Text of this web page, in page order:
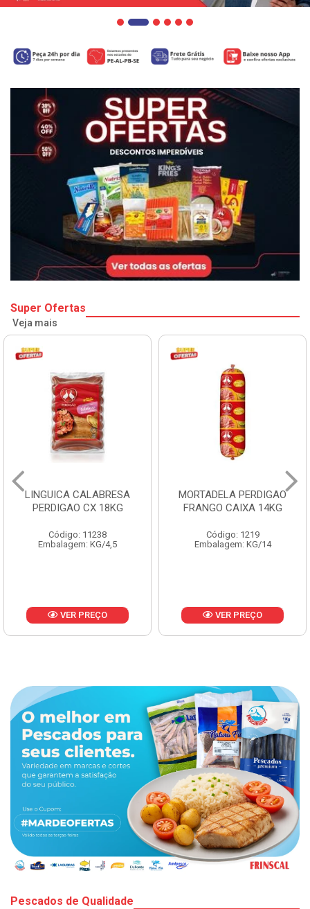
Super Ofertas
Veja mais
LINGUICA CALABRESA
PERDIGAO CX 18KG
Código: 11238
Embalagem: KG/4,5
VER PREÇO
MORTADELA PERDIGAO
FRANGO CAIXA 14KG
Código: 1219
Embalagem: KG/14
VER PREÇO
Pescados de Qualidade